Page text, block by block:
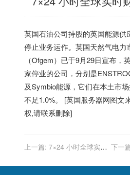
英国石油公司持股的英国能源供
停止业务运作。 英国天然气电力
（Ofgem）已于9月29日宣布，
家停业的公司，分别是
及Symbio能源，它们在本土市
不足1.0%。 [英国服务器网图文
权,请联系删除]
上一篇: 7×24 小时全球实时 下一